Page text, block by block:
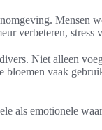
Mensen
verbeteren, stress
Niet alleen
bloemen vaak
als emotionele